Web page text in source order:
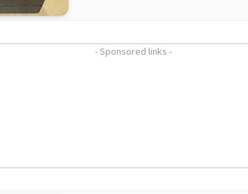
- Sponsored links -